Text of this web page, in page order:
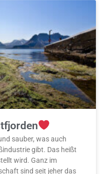
sauber, was auch
gibt. Das heißt
wird. Ganz im
sind seit jeher das